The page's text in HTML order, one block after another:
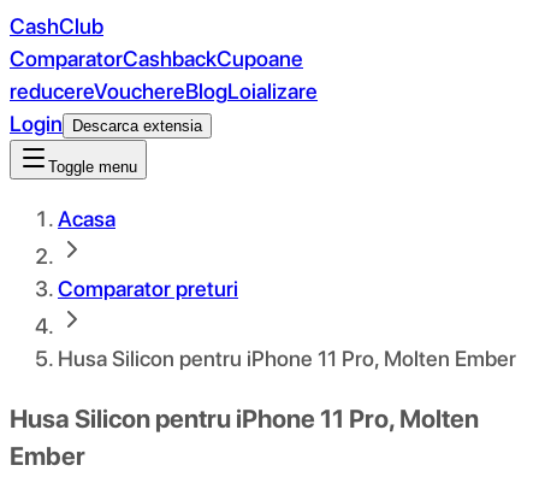
CashClub
ComparatorCashbackCupoane
reducereVouchereBlogLoializare
Login
Descarca extensia
Toggle menu
Acasa
Comparator preturi
Husa Silicon pentru iPhone 11 Pro, Molten Ember
Husa Silicon pentru iPhone 11 Pro, Molten
Ember